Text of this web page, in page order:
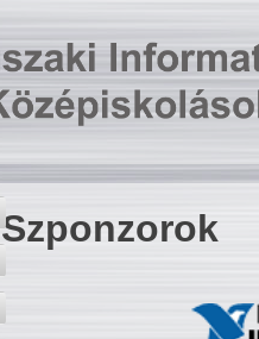
Szponzorok